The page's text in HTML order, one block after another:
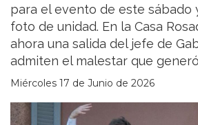
para el evento de este sábado
foto de unidad. En la Casa
ahora una salida del jefe de
admiten el malestar que
Miércoles 17 de Junio de 2026